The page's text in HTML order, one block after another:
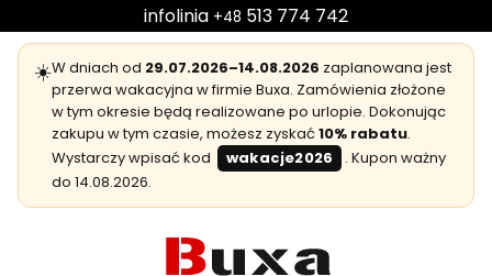
infolinia +48 513 774 742
☀️W dniach od 29.07.2026–14.08.2026 zaplanowana jest
przerwa wakacyjna w firmie Buxa. Zamówienia złożone
w tym okresie będą realizowane po urlopie. Dokonując
zakupu w tym czasie, możesz zyskać 10% rabatu.
Wystarczy wpisać kod
wakacje2026
. Kupon ważny
do 14.08.2026.